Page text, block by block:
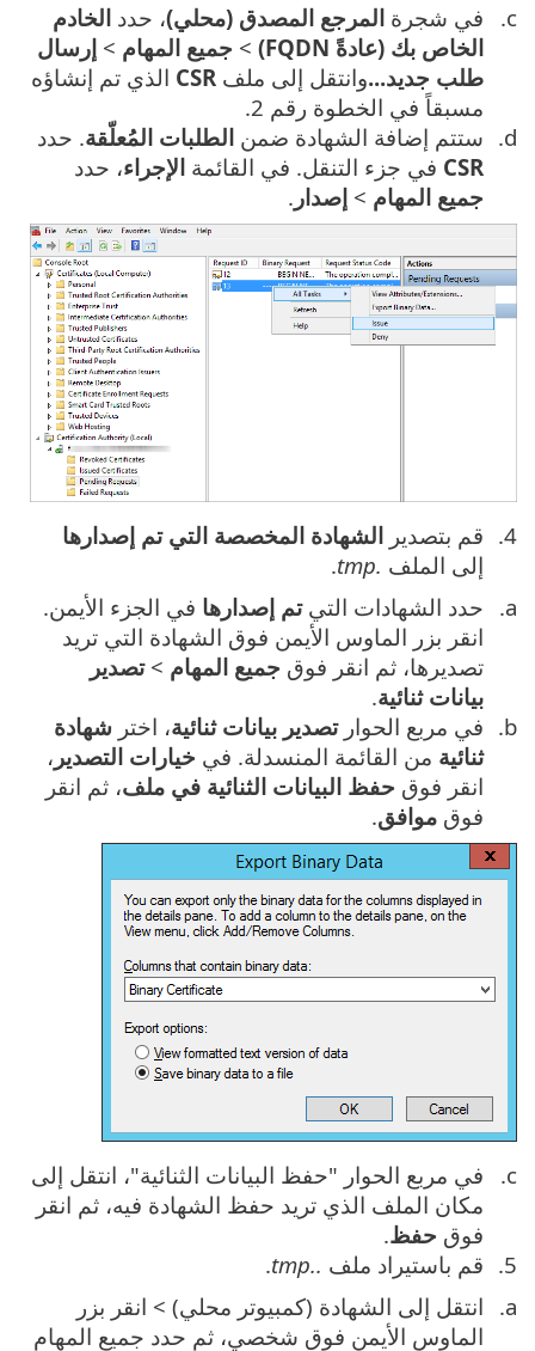
في شجرة المرجع المصدق (محلي)، حدد الخادم
الخاص بك (عادةً FQDN)
> جميع المهام > إرسال
طلب جديد...وانتقل إلى ملف CSR الذي تم إنشاؤه
مسبقاً في الخطوة رقم 2.
ستتم إضافة الشهادة ضمن الطلبات المُعلّقة. حدد
CSR في جزء التنقل. في القائمة الإجراء، حدد
جميع المهام > إصدار .
قم بتصدير الشهادة المخصصة التي تم إصدارها
إلى الملف .tmp
.
حدد الشهادات التيتم إصدارها في الجزء الأيمن.
انقر بزر الماوس الأيمن فوق الشهادة التي تريد
تصديرها، ثم انقر فوق جميع المهام >تصدير
بيانات ثنائية.
في مربع الحوارتصدير بيانات ثنائية، اختر شهادة
ثنائية من القائمة المنسدلة. في خيارات التصدير ،
انقر فوق حفظ البيانات الثنائية في ملف، ثم انقر
فوق موافق.
في مربع الحوار "حفظ البيانات الثنائية"، انتقل إلى
مكان الملف الذي تريد حفظ الشهادة فيه، ثم انقر
فوق حفظ.
قم باستيراد ملف ..tmp
.
انتقل إلى الشهادة (كمبيوتر محلي) > انقر بزر
الماوس الأيمن فوق شخصي، ثم حدد جميع المهام